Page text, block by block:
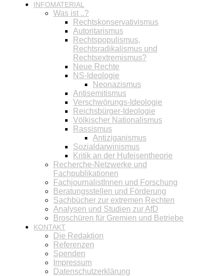
INFOMATERIAL
Was ist ..?
Rechtskonservativismus
Autoritarismus
Rechtspopulismus,
Rechtsradikalismus und
Rechtsextremismus?
Neue Rechte
NS-Ideologie
Neonazismus
Antisemitismus
Verschwörungs-Ideologie
Reichsbürger-Ideologie
Völkischer Nationalismus
Rassismus
Antiziganismus
Sozialdarwinismus
Kritik an der Hufeisentheorie
Recherche-Netzwerke und
Fachpublikationen
FachjournalistInnen und Forschung
Beratungsstellen und Förderung
Sachbücher zur extremen Rechten
Analysen und Studien zur AfD
Broschüren für Gremien und Betriebe
KONTAKT
Die Redaktion
Referenzen
Spenden
Impressum
Datenschutzerklärung